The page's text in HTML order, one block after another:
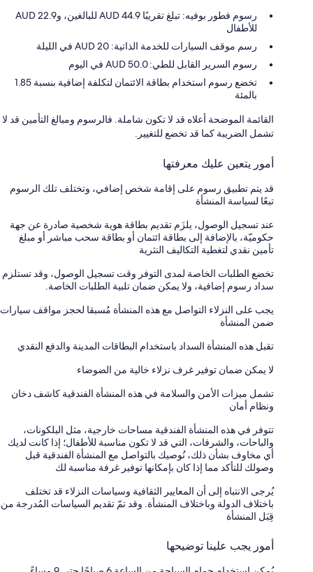
رسوم فطور بوفيه: تبلغ تقريبًا AUD 44.9 للبالغين، وAUD 22.9
للأطفال
رسم موقف السيارات للخدمة الذاتية: 20 AUD في الليلة
رسوم السرير القابل للطي: 50.0 AUD في اليوم
تخضع رسوم استخدام بطاقة الائتمان لتكلفة إضافية بنسبة 1.85
بالمئة
القائمة الموضحة أعلاه قد لا تكون شاملة. فالرسوم ومبالغ التأمين قد لا
تشمل الضريبة كما قد تخضع للتغيير.
أمور يتعين عليك معرفتها
قد يتم تطبيق رسوم على إقامة شخص إضافي، وتختلف تلك الرسوم
تبعًا لسياسة المنشأة
عند تسجيل الوصول، يلزَم تقديم بطاقة هوية شخصية صادرة عن جهة
حكوميّة، بالإضافة إلى بطاقة ائتمان أو بطاقة سحب مباشر أو مبلغ
تأمين نقدي لتغطية التكاليف النثرية
تخضع الطلبات الخاصة لمدى التوفر وقت تسجيل الوصول، وقد تستلزم
سداد رسوم إضافية، ولا يمكن ضمان تلبية الطلبات الخاصة.
يجب على النزلاء التواصل مع هذه المنشأة مُسبقا لحجز مواقف سيارات
ضمن المنشأة
تقبل هذه المنشأة السداد باستخدام البطاقات المدينة والدفع النقدي
لا يمكن ضمان توفير غرف نزلاء خالية من الضوضاء
تشمل ميزات الأمن والسلامة في هذه المنشأة الفندقية كاشف دخان
ونظام أمان
تتوفر في هذه المنشأة الفندقية مساحات خارجية، مثل البلكونات،
والباحات، والشرفات، التي قد لا تكون مناسبة للأطفال؛ إذا كانت لديك
أي مخاوف بشأن ذلك، نُوصيك بالتواصل مع المنشأة الفندقية قبل
وصولك للتأكد مما إذا كان بإمكانها توفير غرفة مناسبة لك
يُرجى الانتباه إلى أن المعايير الثقافية وسياسات النزلاء قد تختلف
باختلاف الدولة وباختلاف المنشأة. وقد تمّ تقديم السياسات المُدرجة من
قِبَل المنشأة
أمور يجب علينا توضيحها